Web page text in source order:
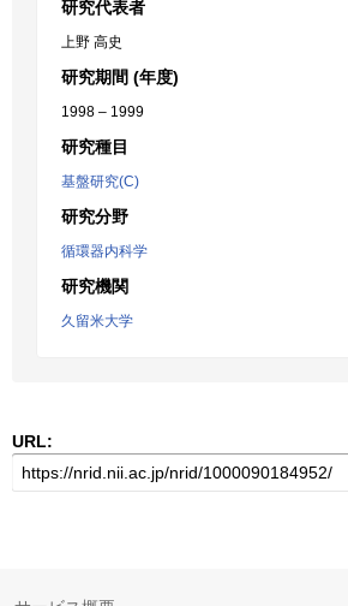
研究代表者
上野 高史
研究期間 (年度)
1998 – 1999
研究種目
基盤研究(C)
研究分野
循環器内科学
研究機関
久留米大学
URL: